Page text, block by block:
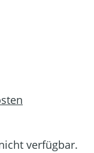
verfügbar.